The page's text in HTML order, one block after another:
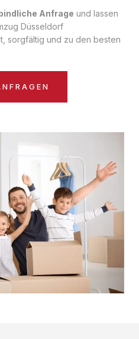
Anfrage und lassen
Düsseldorf
sorgfältig und zu den besten